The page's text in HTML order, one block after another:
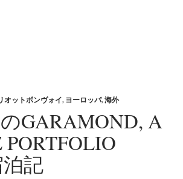
オットボンヴォイ, ヨーロッパ,海外
GARAMOND, A
記